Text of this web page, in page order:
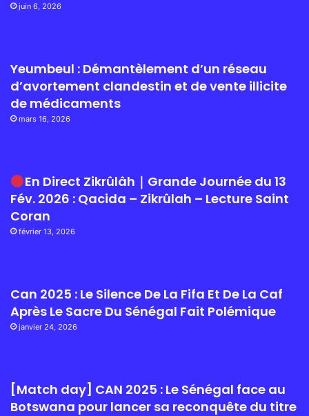
juin 6, 2026
Yeumbeul : Démantèlement d’un réseau
d’avortement clandestin et de vente illicite
de médicaments
mars 16, 2026
En Direct Zikrûlâh｜Grande Journée du 13
Fév. 2026 : Qacida – Zikrûlah – Lecture Saint
Coran
février 13, 2026
Can 2025 : Le Silence De La Fifa Et De La Caf
Après Le Sacre Du Sénégal Fait Polémique
janvier 24, 2026
[Match day] CAN 2025 : Le Sénégal face au
Botswana pour lancer sa reconquête du titre